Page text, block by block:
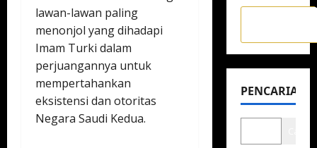
lawan-lawan paling
menonjol yang dihadapi
Imam Turki dalam
perjuangannya untuk
mempertahankan
eksistensi dan otoritas
Negara Saudi Kedua.
PENCARIAN